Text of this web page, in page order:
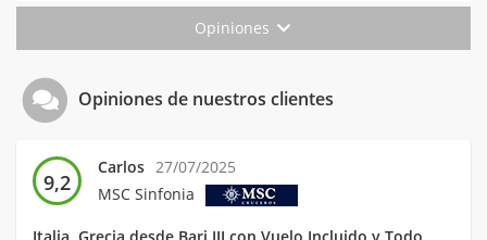
Opiniones
Opiniones de nuestros clientes
9,2
Carlos 27/07/2025
MSC Sinfonia